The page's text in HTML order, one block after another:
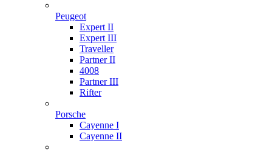
Peugeot
Expert II
Expert III
Traveller
Partner II
4008
Partner III
Rifter
Porsche
Cayenne I
Cayenne II